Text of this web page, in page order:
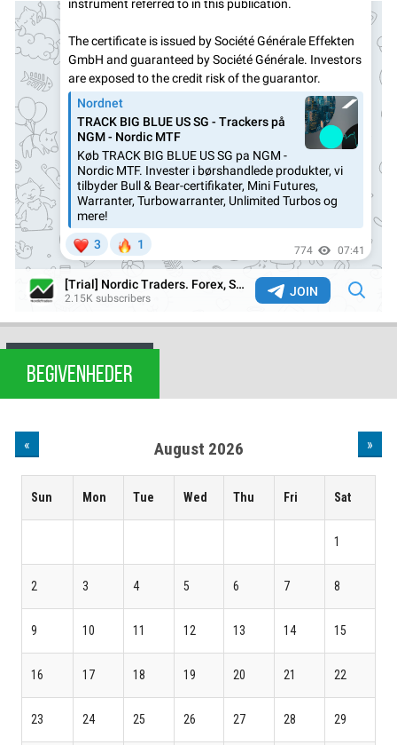
BEGIVENHEDER
« August 2026 »
Sun Mon Tue Wed Thu Fri Sat
1
2 3 4 5 6 7 8
9 10 11 12 13 14 15
16 17 18 19 20 21 22
23 24 25 26 27 28 29